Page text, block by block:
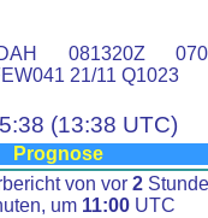
081320Z
21/11 Q1023
(13:38 UTC)
Prognose
von vor 2
um 11:00UTC